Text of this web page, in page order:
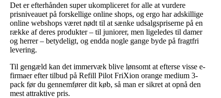
Det er efterhånden super ukompliceret for alle at vurdere
prisniveauet på forskellige online shops, og ergo har adskillige
online webshops været nødt til at sænke udsalgspriserne på en
række af deres produkter – til juniorer, men ligeledes til damer
og herrer – betydeligt, og endda nogle gange byde på fragtfri
levering.
Til gengæld kan det immervæk blive lønsomt at efterse visse e-
firmaer efter tilbud på Refill Pilot FriXion orange medium 3-
pack før du gennemfører dit køb, så man er sikret at opnå den
mest attraktive pris.